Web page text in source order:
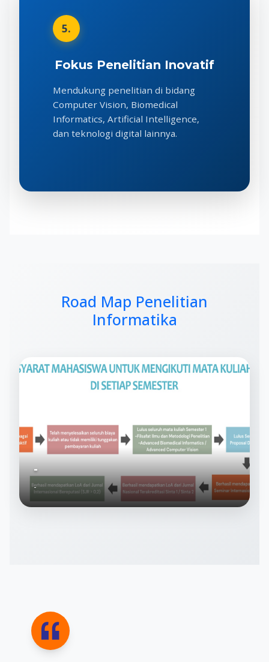
5.
Fokus Penelitian Inovatif
Mendukung penelitian di bidang
Computer Vision, Biomedical
Informatics, Artificial Intelligence,
dan teknologi digital lainnya.
Road Map Penelitian
Informatika
-
-